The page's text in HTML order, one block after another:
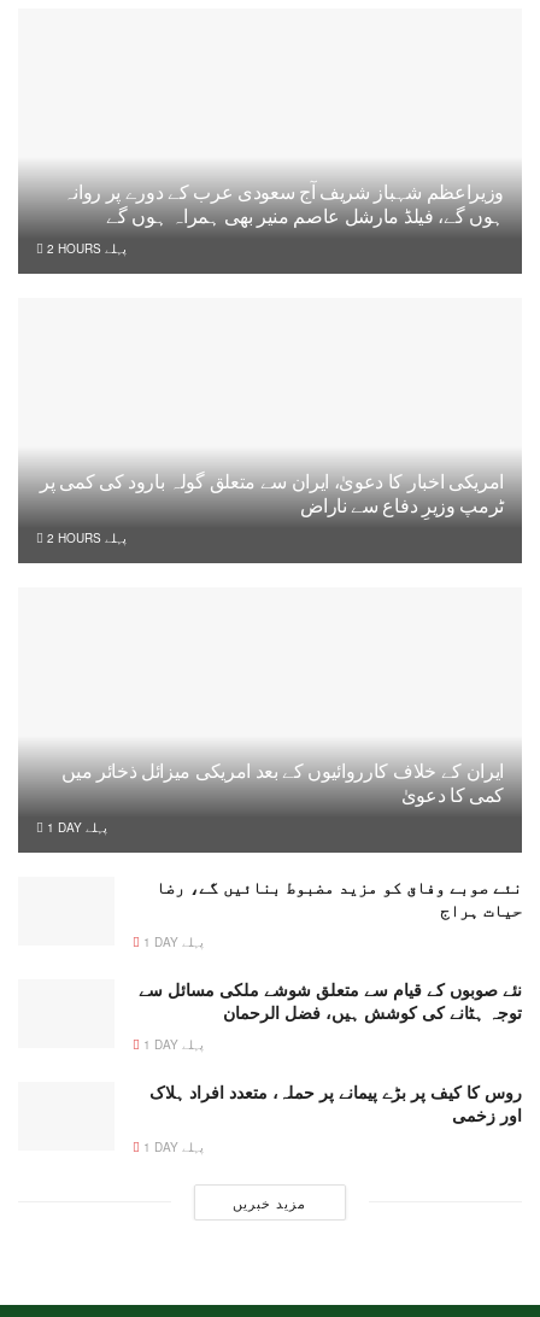
وزیراعظم شہباز شریف آج سعودی عرب کے دورے پر روانہ
ہوں گے، فیلڈ مارشل عاصم منیر بھی ہمراہ ہوں گے
2 HOURS پہلے
امریکی اخبار کا دعویٰ، ایران سے متعلق گولہ بارود کی کمی پر
ٹرمپ وزیرِ دفاع سے ناراض
2 HOURS پہلے
ایران کے خلاف کارروائیوں کے بعد امریکی میزائل ذخائر میں
کمی کا دعویٰ
1 DAY پہلے
نئے صوبے وفاق کو مزید مضبوط بنائیں گے، رضا
حیات ہراج
1 DAY پہلے
نئے صوبوں کے قیام سے متعلق شوشے ملکی مسائل سے
توجہ ہٹانے کی کوشش ہیں، فضل الرحمان
1 DAY پہلے
روس کا کیف پر بڑے پیمانے پر حملہ، متعدد افراد ہلاک
اور زخمی
1 DAY پہلے
مزید خبریں